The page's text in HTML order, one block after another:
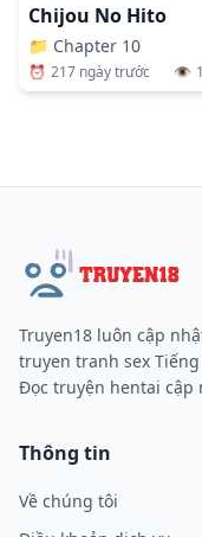
Chijou No Hito
📁 Chapter 10
⏰ 217 ngày trước 👁️
Truyen18 luôn cập
truyen tranh sex
Đọc truyện hentai cập
Thông tin
Về chúng tôi